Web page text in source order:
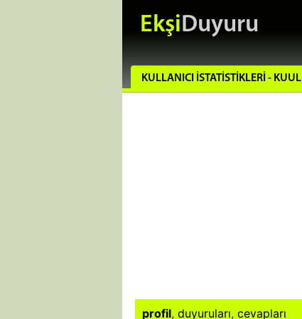
EkşiDuyuru
KULLANICI İSTATISTIKLERI - KUUL
profil, duyuruları, cevapları